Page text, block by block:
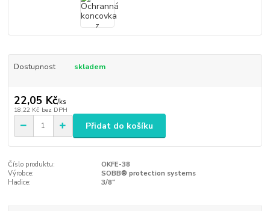
Dostupnost skladem
22,05 Kč/ks
18,22 Kč bez DPH
Přidat do košíku
Číslo produktu:
OKFE-38
Výrobce:
SOBB® protection systems
Hadice:
3/8“